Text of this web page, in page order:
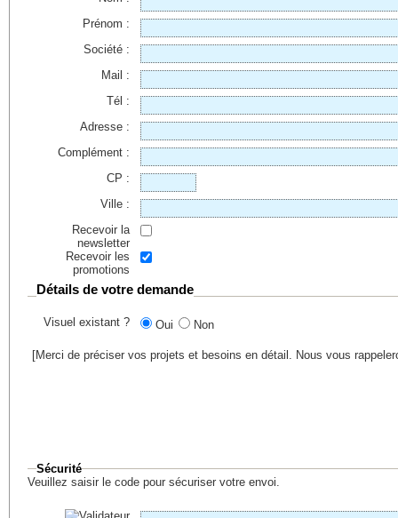
Prénom :
Société :
Mail :
Tél :
Adresse :
Complément :
CP :
Ville :
Recevoir la
newsletter
Recevoir les
promotions
Détails de votre demande
Visuel existant ? Oui Non
[Merci de préciser vos projets et besoins en détail. Nous vous
Sécurité
Veuillez saisir le code pour sécuriser votre envoi.